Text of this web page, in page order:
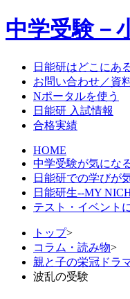
中学受験－
日能研はどこにあ
お問い合わせ／資
Nポータルを使う
日能研 入試情報
合格実績
HOME
中学受験が気にな
日能研での学びが
日能研生--MY
テスト・イベント
トップ>
コラム・読み物>
親と子の栄冠ドラ
波乱の受験